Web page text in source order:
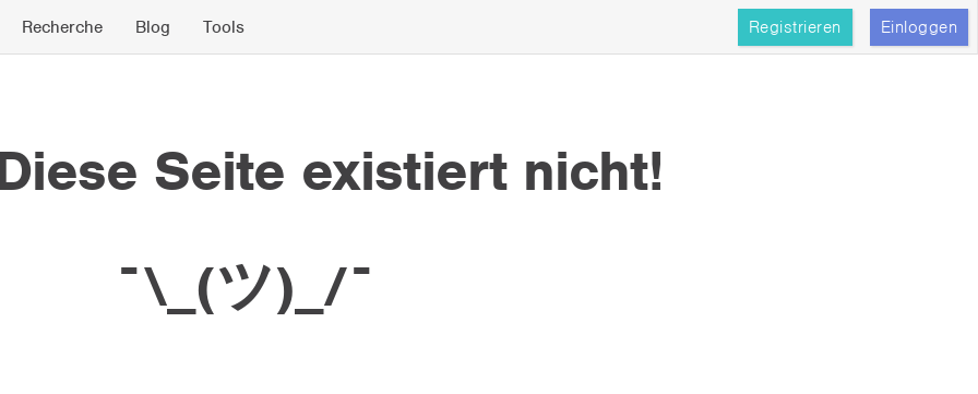
Recherche Blog Tools Registrieren Einloggen
Seite existiert nicht!
¯\_(ツ)_/¯